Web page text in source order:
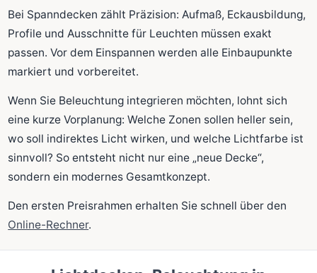
Bei Spanndecken zählt Präzision: Aufmaß, Eckausbildung,
Profile und Ausschnitte für Leuchten müssen exakt
passen. Vor dem Einspannen werden alle Einbaupunkte
markiert und vorbereitet.
Wenn Sie Beleuchtung integrieren möchten, lohnt sich
eine kurze Vorplanung: Welche Zonen sollen heller sein,
wo soll indirektes Licht wirken, und welche Lichtfarbe ist
sinnvoll? So entsteht nicht nur eine „neue Decke“,
sondern ein modernes Gesamtkonzept.
Den ersten Preisrahmen erhalten Sie schnell über den
Online-Rechner.